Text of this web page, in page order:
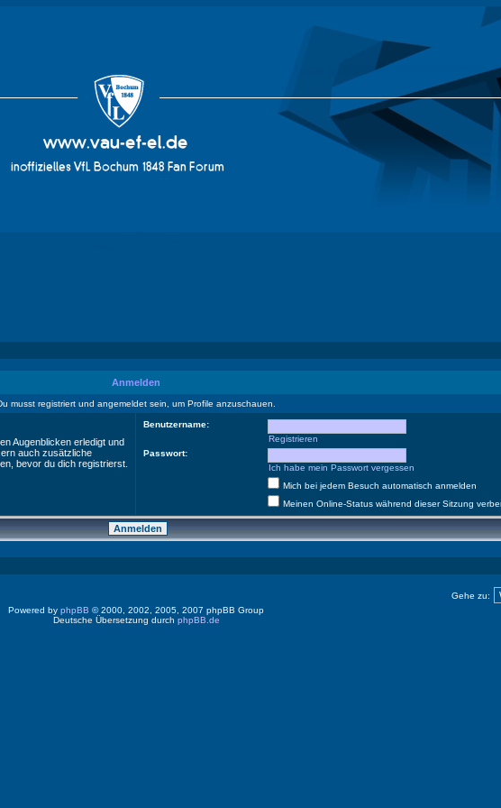
Anmelden
musst registriert und angemeldet sein, um Profile anzuschauen.
Augenblicken erledigt und
auch zusätzliche
bevor du dich registrierst.
Benutzername:
Registrieren
Passwort:
Ich habe mein Passwort vergessen
Mich bei jedem Besuch automatisch anmelden
Meinen Online-Status während dieser Sitzung
Gehe zu:
Powered by phpBB © 2000, 2002, 2005, 2007 phpBB Group
Deutsche Übersetzung durch phpBB.de